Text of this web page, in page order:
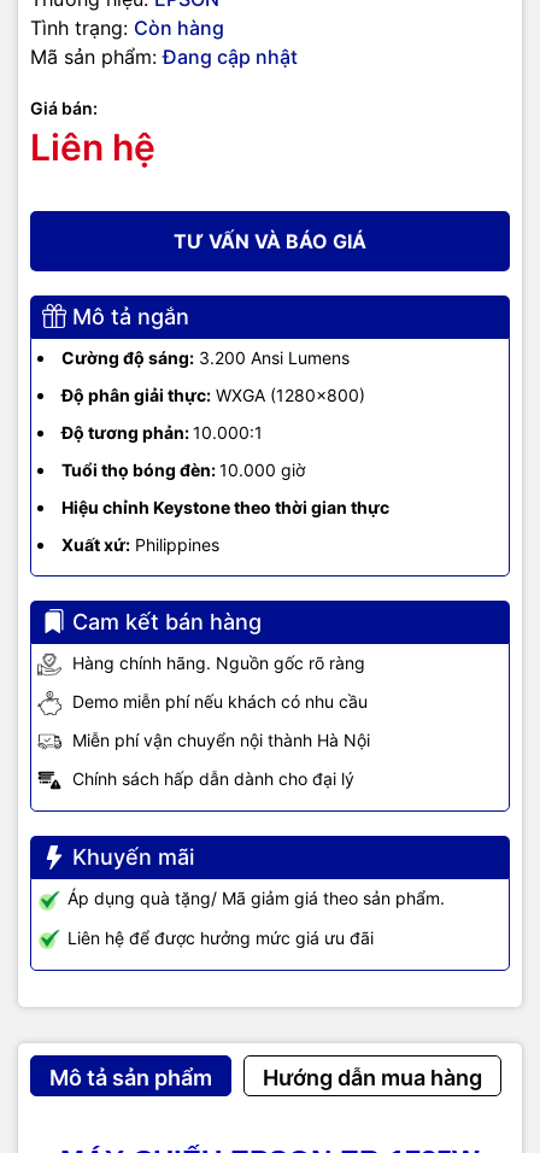
Tình trạng: Còn hàng
Mã sản phẩm: Đang cập nhật
Giá bán:
Liên hệ
TƯ VẤN VÀ BÁO GIÁ
Mô tả ngắn
Cường độ sáng: 3.200 Ansi Lumens
Độ phân giải thực: WXGA (1280x800)
Độ tương phản:10.000:1
Tuổi thọ bóng đèn:10.000 giờ
Hiệu chỉnh Keystone theo thời gian thực
Xuất xứ: Philippines
Cam kết bán hàng
Hàng chính hãng. Nguồn gốc rõ ràng
Demo miễn phí nếu khách có nhu cầu
Miễn phí vận chuyển nội thành Hà Nội
Chính sách hấp dẫn dành cho đại lý
Khuyến mãi
Áp dụng quà tặng/ Mã giảm giá theo sản phẩm.
Liên hệ để được hưởng mức giá ưu đãi
Mô tả sản phẩm Hướng dẫn mua hàng
thực
Chia đôi màn hình
Độ ồn 30dB
Kích thước
Trọng lượng 1.83kg
Xuất xứ Philippines